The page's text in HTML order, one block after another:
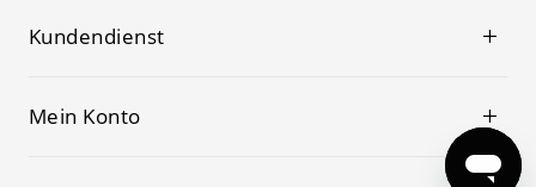
Kundendienst
Mein Konto